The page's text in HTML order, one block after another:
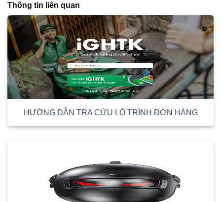
Thông tin liên quan
HƯỚNG DẪN TRA CỨU LỘ TRÌNH ĐƠN HÀNG